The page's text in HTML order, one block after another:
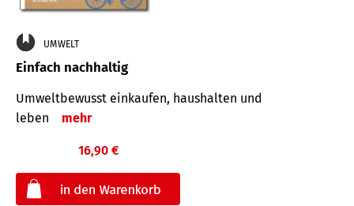
UMWELT
Einfach nachhaltig
Umweltbewusst einkaufen, haushalten und
leben
mehr
16,90 €